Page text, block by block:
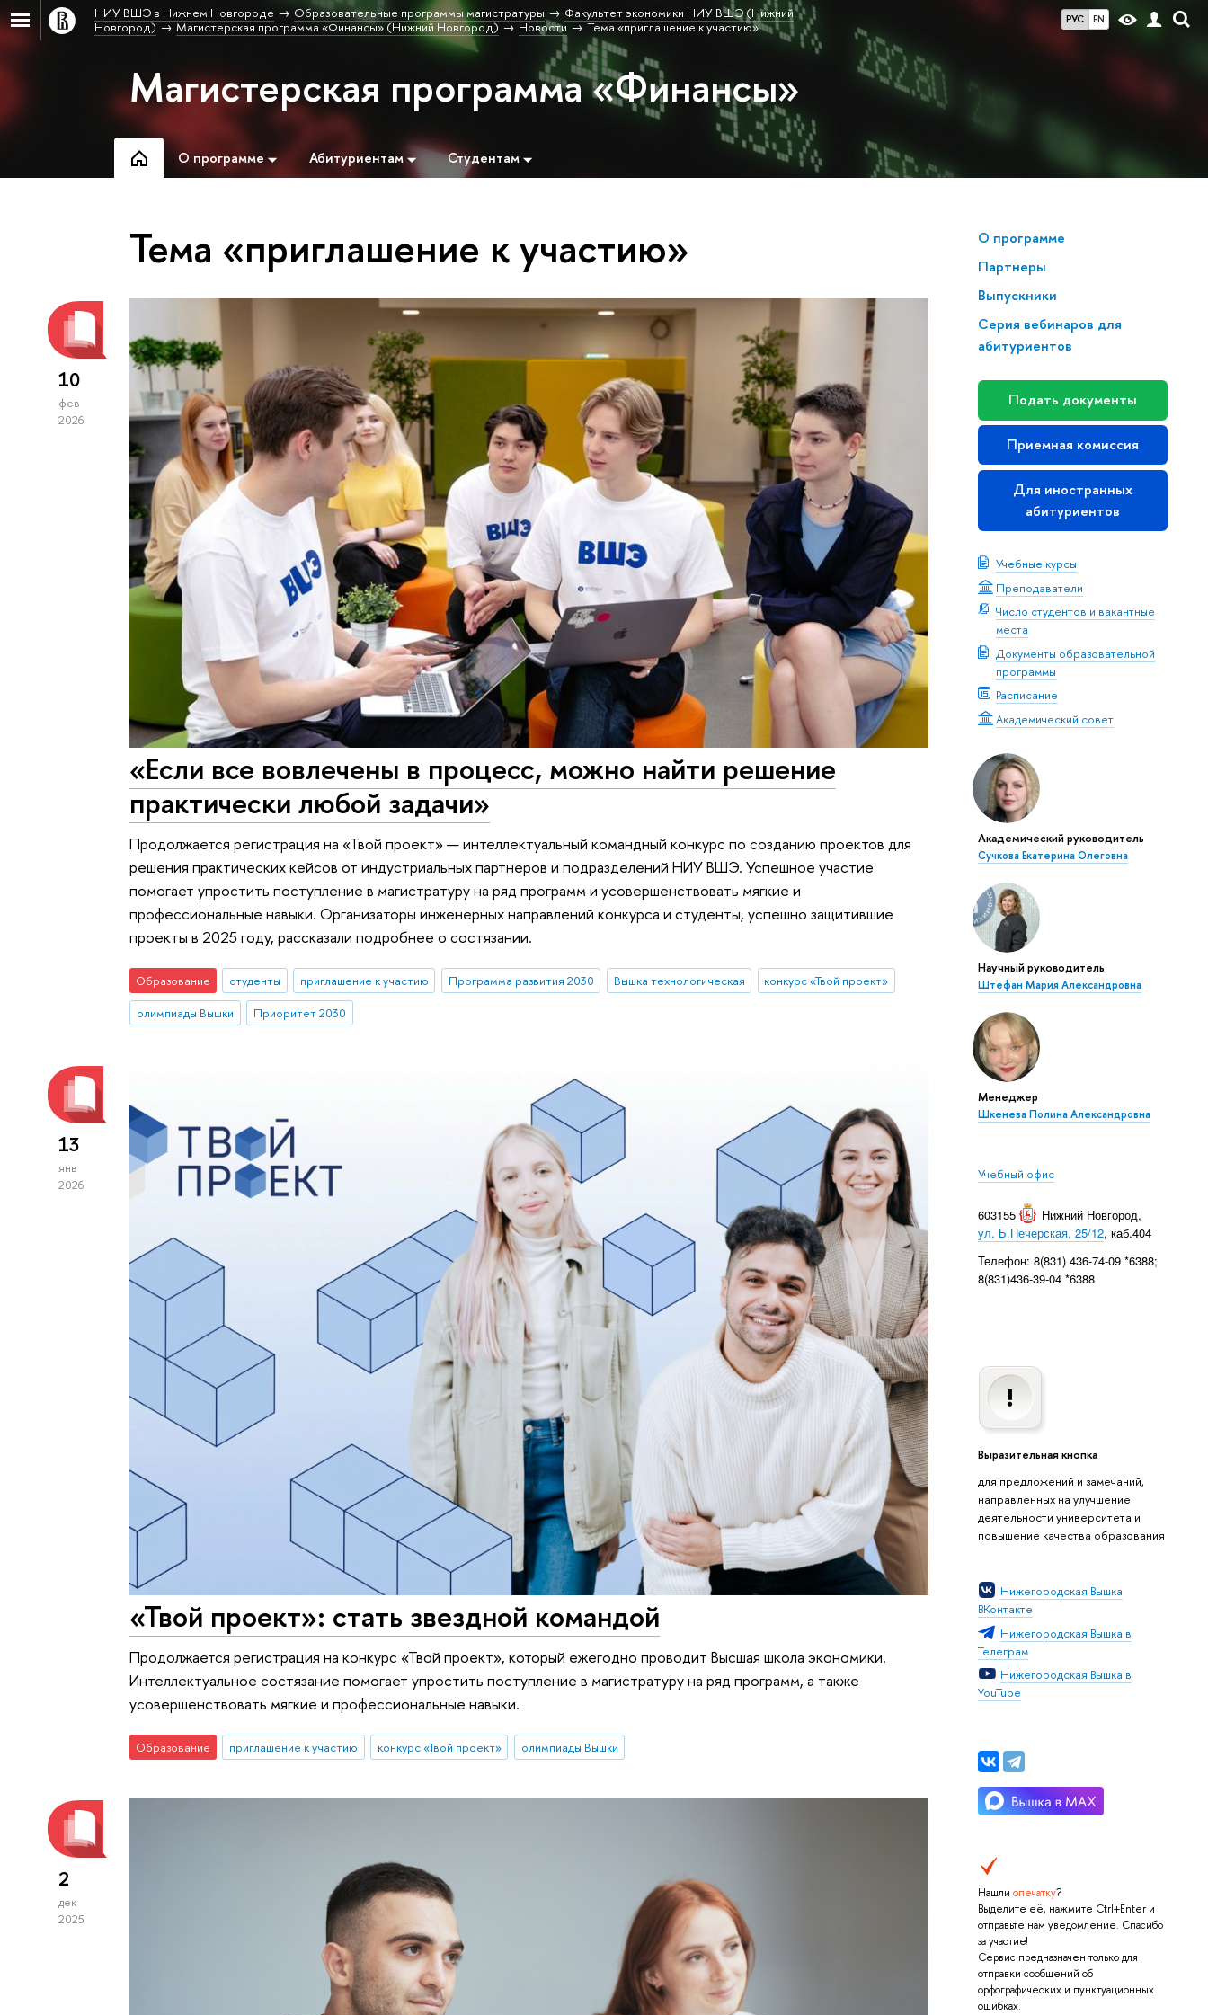
РУС EN
НИУ ВШЭ в Нижнем Новгороде Образовательные программы магистратуры
Факультет экономики НИУ ВШЭ (Нижний
Новгород)
Магистерская программа «Финансы» (Нижний Новгород) Новости Тема «приглашение к участию»
Магистерская программа «Финансы»
О программе Абитуриентам Студентам
О программе
Партнеры
Выпускники
Серия вебинаров для
абитуриентов
Подать документы
Приемная комиссия
Для иностранных
абитуриентов
Учебные курсы
Преподаватели
Число студентов и вакантные
места
Документы образовательной
программы
Расписание
Академический совет
Академический руководитель
Сучкова Екатерина Олеговна
Научный руководитель
Штефан Мария Александровна
Менеджер
Шкенева Полина Александровна
Учебный офис
603155 Нижний Новгород,
ул. Б.Печерская, 25/12, каб.404
Телефон: 8(831) 436-74-09 *6388;
8(831)436-39-04 *6388
Выразительная кнопка
для предложений и замечаний,
направленных на улучшение
деятельности университета и
повышение качества образования
Нижегородская Вышка
ВКонтакте
Нижегородская Вышка в
Телеграм
Нижегородская Вышка в
YouTube
Нашли опечатку?
Выделите её, нажмите Ctrl+Enter и
отправьте нам уведомление. Спасибо
за участие!
Сервис предназначен только для
отправки сообщений об
орфографических и пунктуационных
ошибках.
Тема «приглашение к участию»
10
фев
2026
«Если все вовлечены в процесс, можно найти решение
практически любой задачи»
Продолжается регистрация на «Твой проект» — интеллектуальный командный конкурс по созданию проектов для
решения практических кейсов от индустриальных партнеров и подразделений НИУ ВШЭ. Успешное участие
помогает упростить поступление в магистратуру на ряд программ и усовершенствовать мягкие и
профессиональные навыки. Организаторы инженерных направлений конкурса и студенты, успешно защитившие
проекты в 2025 году, рассказали подробнее о состязании.
Образование студенты приглашение к участию Программа развития 2030 Вышка технологическая
конкурс «Твой проект»
олимпиады Вышки
Приоритет 2030
13
янв
2026
«Твой проект»: стать звездной командой
Продолжается регистрация на конкурс «Твой проект», который ежегодно проводит Высшая школа экономики.
Интеллектуальное состязание помогает упростить поступление в магистратуру на ряд программ, а также
усовершенствовать мягкие и профессиональные навыки.
Образование приглашение к участию конкурс «Твой проект» олимпиады Вышки
2
дек
2025